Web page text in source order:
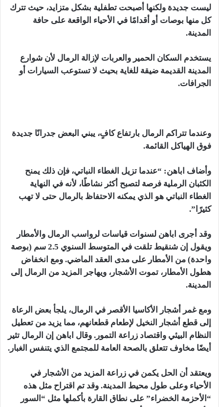
ليست جديدة ولكنها أصبحت تطفلية بشكل متزايد، حيث تترك
كل منها بوصات أو أقدامًا في الأحياء الواقعة على حافة
المدينة.
يستخدم السكان الحمير والعربات لإزالة الرمال لأن شوارع
المدينة القديمة ضيقة للغاية بحيث لا تستوعب السيارات أو
الجرافات.
وعندما تتراكم الرمال بارتفاع كافٍ، يبني البعض جدرانًا جديدة
فوق الهياكل القائمة.
وأضاف اباهن: “عندما تزيل الغطاء النباتي، فإن ذلك يمنح
الكثبان الرملية فرصة لتصبح أكثر نشاطًا، لأنه في النهاية
الغطاء النباتي هو الذي يمكنه الاحتفاظ بالرمال حتى لا تهب
كثيرًا”.
وقد أجرى اباهن لسنوات قياسات لرواسب الرمال والأمطار
ويقول إن شنقيط تلقت في المتوسط ​​السنوي 2.5 سم (بوصة
واحدة) من الأمطار على مدى العقد الماضي. ومع انخفاض
هطول الأمطار، تموت الأشجار، ويهاجر المزيد من الرمال إلى
المدينة.
ومع غمر أشجار الأكاسيا الأقصر في الرمال، يلجأ بعض الرعاة
إلى قطع أشجار النخيل لإطعام قطعانهم، مما يزيد من تعطيل
النظام البيئي واقتصاد زراعة التمور. وقال اباهن إن الرمال تثير
أيضًا مخاوف تتعلق بالصحة العامة للمجتمع الذي يتنفس الغبار.
ويعتقد أن الحل يكمن في زراعة المزيد من الأشجار في
الأحياء وعلى طول محيط المدينة. وقد تم اقتراح مثل هذه
“الأحزمة الخضراء” على نطاق القارة بأكملها مثل “السور